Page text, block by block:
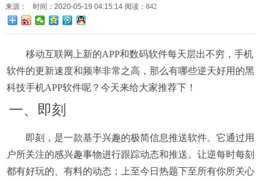
来源： 时间：2020-05-19 04:15:14 阅读：842
移动互联网上新的APP和数码软件每天层出不穷，手机
软件的更新速度和频率非常之高，那么有哪些逆天好用的黑
科技手机APP软件呢？今天来给大家推荐下！
一、即刻
即刻，是一款基于兴趣的极简信息推送软件。它通过用
户所关注的感兴趣事物进行跟踪动态和推送。让逆每时每刻
都有好玩的、有料的动态；上至今日热题下至所有你所关心